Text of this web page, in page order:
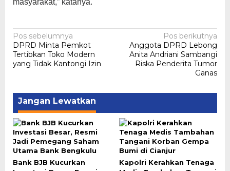
masyarakat,” katanya.
Navigasi
pos
Pos sebelumnya
DPRD Minta Pemkot
Tertibkan Toko Modern
yang Tidak Kantongi Izin
Pos berikutnya
Anggota DPRD Lebong
Anita Andriani Sambangi
Riska Penderita Tumor
Ganas
Jangan Lewatkan
Bank BJB Kucurkan
Kapolri Kerahkan Tenaga